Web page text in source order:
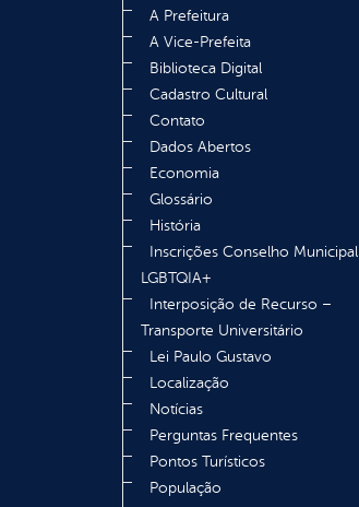
A Prefeitura
A Vice-Prefeita
Biblioteca Digital
Cadastro Cultural
Contato
Dados Abertos
Economia
Glossário
História
Inscrições Conselho Municipal
LGBTQIA+
Interposição de Recurso –
Transporte Universitário
Lei Paulo Gustavo
Localização
Notícias
Perguntas Frequentes
Pontos Turísticos
População